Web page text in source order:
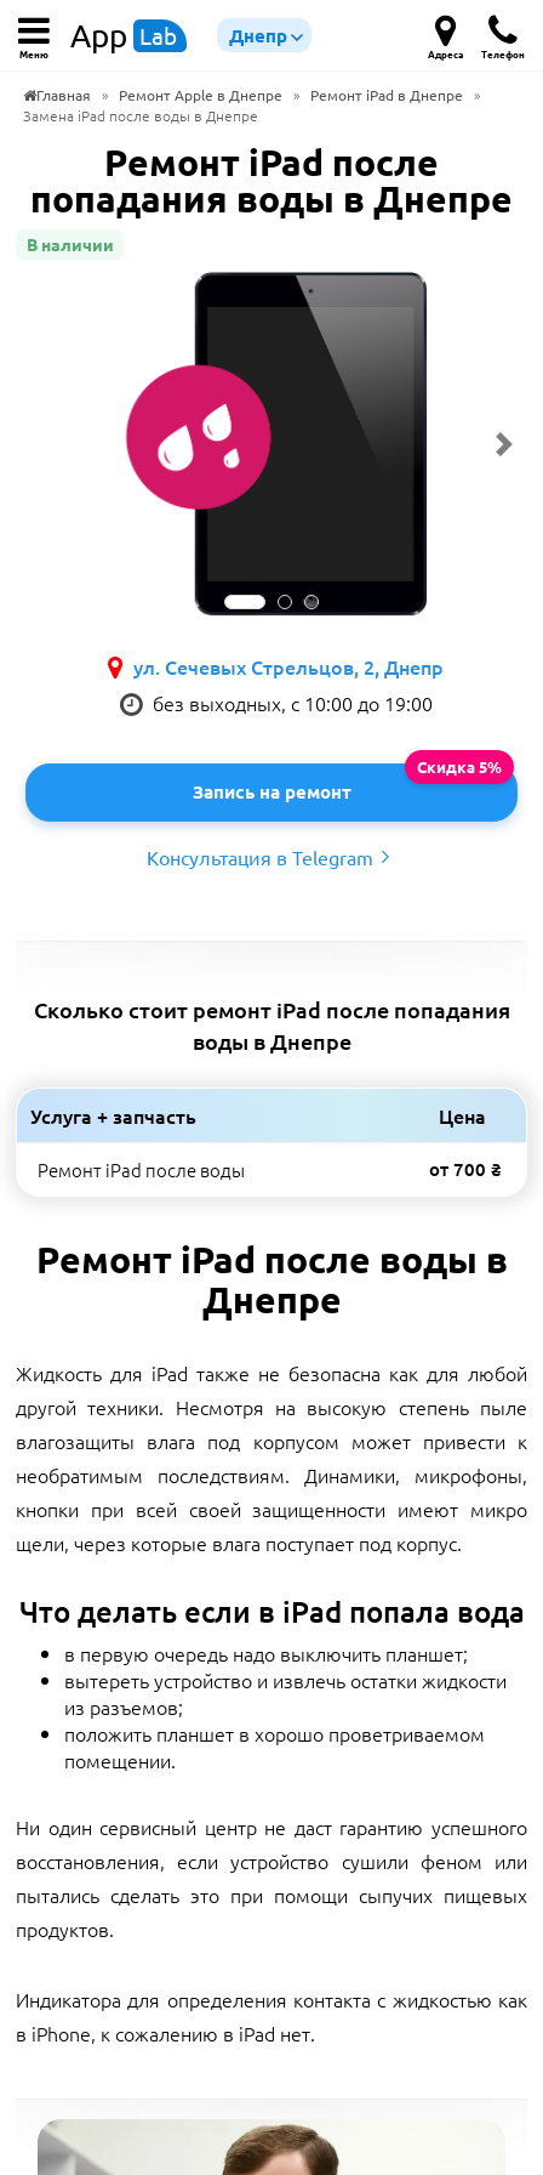
Меню App Lab Днепр
Адреса Телефон
Главная » Ремонт Apple в Днепре » Ремонт iPad в Днепре
»
Замена iPad после воды в Днепре
Ремонт iPad после
попадания воды в Днепре
В наличии
ул. Сечевых Стрельцов, 2, Днепр
без выходных, с 10:00 до 19:00
Запись на ремонт
Консультация в Telegram
Сколько стоит ремонт iPad после попадания
воды в Днепре
Услуга + запчасть Цена
Ремонт iPad после воды от 700 ₴
Ремонт iPad после воды в
Днепре
Жидкость для iPad также не безопасна как для любой
другой техники. Несмотря на высокую степень пыле
влагозащиты влага под корпусом может привести к
необратимым последствиям. Динамики, микрофоны,
кнопки при всей своей защищенности имеют микро
щели, через которые влага поступает под корпус.
Что делать если в iPad попала вода
в первую очередь надо выключить планшет;
вытереть устройство и извлечь остатки жидкости
из разъемов;
положить планшет в хорошо проветриваемом
помещении.
Ни один сервисный центр не даст гарантию успешного
восстановления, если устройство сушили феном или
пытались сделать это при помощи сыпучих пищевых
продуктов.
Индикатора для определения контакта с жидкостью как
в iPhone, к сожалению в iPad нет.